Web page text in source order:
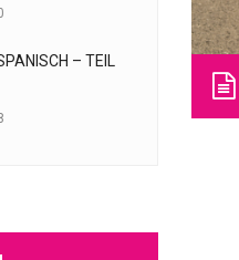
– TEIL